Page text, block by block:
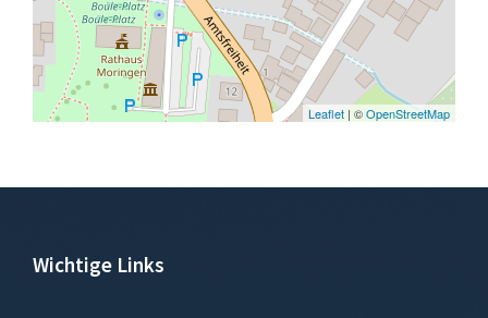
Leaflet | ©OpenStreetMap
Wichtige Links